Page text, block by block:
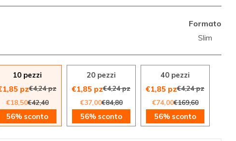
Formato
Slim
10 pezzi
pz€4,24 pz
€18,50€42,40
56% sconto
20 pezzi
€1,85 pz€4,24 pz
€37,00€84,80
56% sconto
40 pezzi
€1,85 pz€4,24 pz
€74,00€169,60
56% sconto